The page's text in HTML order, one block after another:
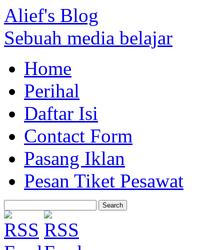
Alief's Blog
Sebuah media belajar
Home
Perihal
Daftar Isi
Contact Form
Pasang Iklan
Pesan Tiket Pesawat